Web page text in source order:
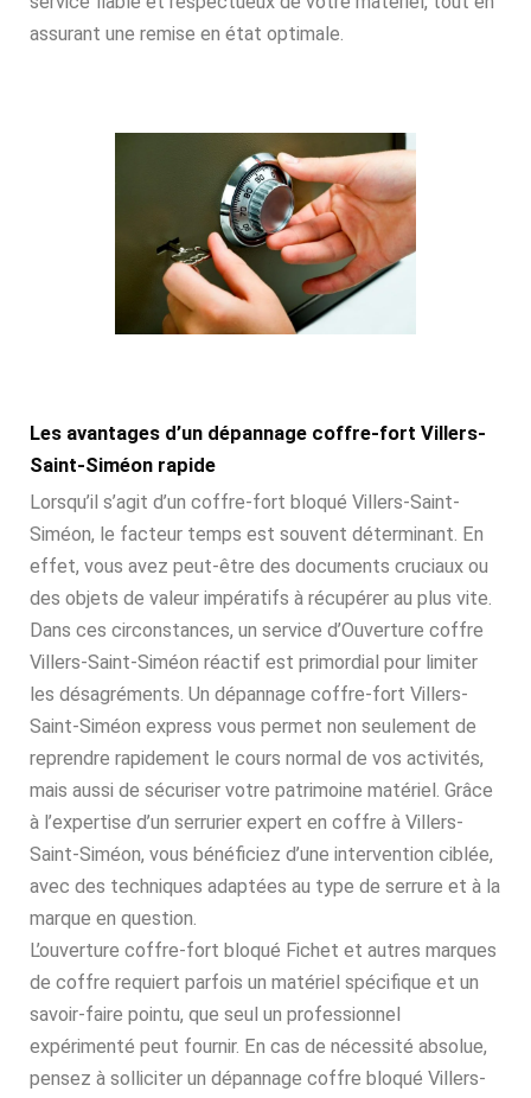
assurant une remise en état optimale.
Les avantages d’un dépannage coffre-fort Villers-
Saint-Siméon rapide
Lorsqu’il s’agit d’un coffre-fort bloqué Villers-Saint-
Siméon, le facteur temps est souvent déterminant. En
effet, vous avez peut-être des documents cruciaux ou
des objets de valeur impératifs à récupérer au plus vite.
Dans ces circonstances, un service d’Ouverture coffre
Villers-Saint-Siméon réactif est primordial pour limiter
les désagréments. Un dépannage coffre-fort Villers-
Saint-Siméon express vous permet non seulement de
reprendre rapidement le cours normal de vos activités,
mais aussi de sécuriser votre patrimoine matériel. Grâce
à l’expertise d’un serrurier expert en coffre à Villers-
Saint-Siméon, vous bénéficiez d’une intervention ciblée,
avec des techniques adaptées au type de serrure et à la
marque en question.
L’ouverture coffre-fort bloqué Fichet et autres marques
de coffre requiert parfois un matériel spécifique et un
savoir-faire pointu, que seul un professionnel
expérimenté peut fournir. En cas de nécessité absolue,
pensez à solliciter un dépannage coffre bloqué Villers-